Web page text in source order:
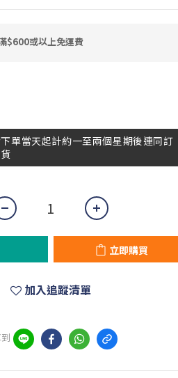
$600或以上免運費
單當天起計約一至兩個星期後連同訂
立即購買
加入追蹤清單